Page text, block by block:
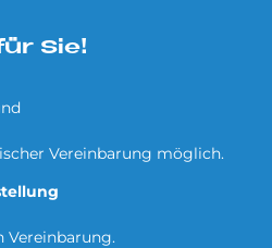
Sie!
Vereinbarung möglich.